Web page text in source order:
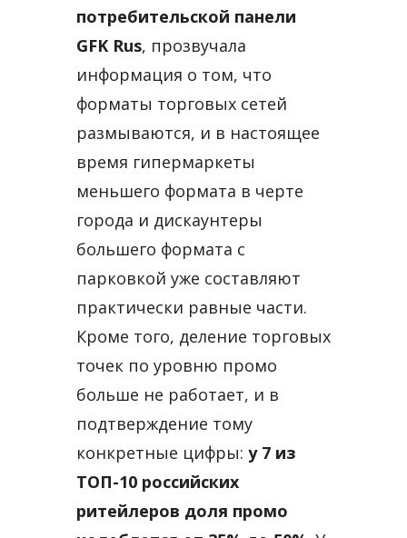
потребительской панели
GFK Rus, прозвучала
информация о том, что
форматы торговых сетей
размываются, и в настоящее
время гипермаркеты
меньшего формата в черте
города и дискаунтеры
большего формата с
парковкой уже составляют
практически равные части.
Кроме того, деление торговых
точек по уровню промо
больше не работает, и в
подтверждение тому
конкретные цифры: у 7 из
TOП-10 российских
ритейлеров доля промо